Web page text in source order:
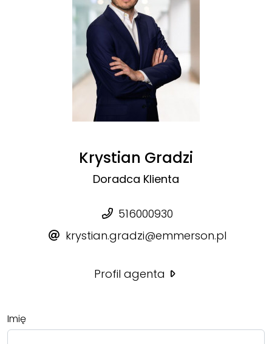
Krystian Gradzi
Doradca Klienta
516000930
krystian.gradzi@emmerson.pl
Profil agenta
Imię